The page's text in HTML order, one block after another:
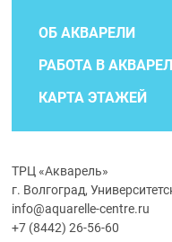
ОБ АКВАРЕЛИ
РАБОТА В
КАРТА ЭТАЖЕЙ
ТРЦ «Акварель»
г. Волгоград,
info@aquarelle-centre.ru
+7 (8442) 26-56-60